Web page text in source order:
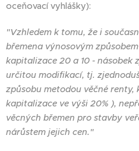
oceňovací vyhlášky):
"Vzhledem k tomu, že i
břemena výnosovým
kapitalizace 20 a 10 - násobek
určitou modifikací, tj.
způsobu metodou věčné
kapitalizace ve výši 20% ),
věcných břemen pro stavby
nárůstem jejich cen."